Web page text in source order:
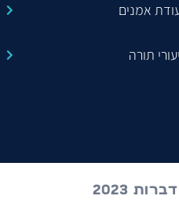
אמנים
תורה
2023